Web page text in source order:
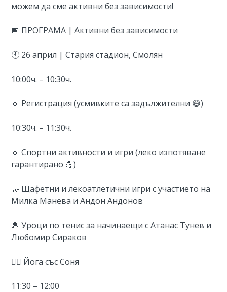
можем да сме активни без зависимости!
📅 ПРОГРАМА | Активни без зависимости
🕙 26 април | Стария стадион, Смолян
10:00ч. – 10:30ч.
🔹 Регистрация (усмивките са задължителни 😄)
10:30ч. – 11:30ч.
🔹 Спортни активности и игри (леко изпотяване
гарантирано 💪)
🤝 Щафетни и лекоатлетични игри с участието на
Милка Манева и Андон Андонов
🎾 Уроци по тенис за начинаещи с Атанас Тунев и
Любомир Сираков
🧘‍♀️ Йога със Соня
11:30 – 12:00